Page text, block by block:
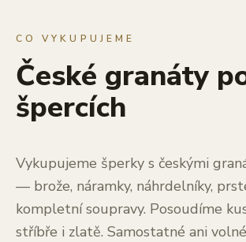
CO VYKUPUJEME
České granáty
špercích
Vykupujeme šperky s českými
— brože, náramky, náhrdelníky,
kompletní soupravy. Posoudíme
stříbře i zlatě. Samostatné ani